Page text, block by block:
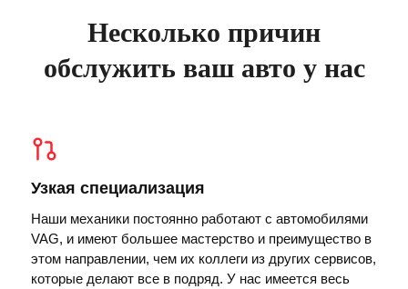
Несколько причин
обслужить ваш авто у нас
Узкая специализация
Наши механики постоянно работают с автомобилями
VAG, и имеют большее мастерство и преимущество в
этом направлении, чем их коллеги из других сервисов,
которые делают все в подряд. У нас имеется весь